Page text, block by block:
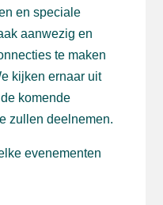
en speciale
aanwezig en
te maken
kijken ernaar uit
komende
zullen deelnemen.
evenementen